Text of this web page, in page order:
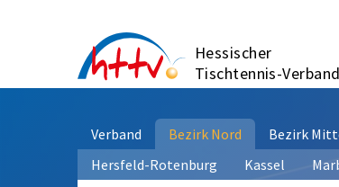
Hessischer
Tischtennis-Verband
Verband Bezirk Nord Bezirk
Hersfeld-Rotenburg
Kassel